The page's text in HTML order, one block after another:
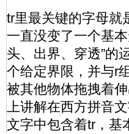
tr里最关键的字母就
一直没变了一个基
头、出界、穿透”的
个给定界限，并与r
被其他物体拖拽着
上讲解在西方拼音
文字中包含着tr，基